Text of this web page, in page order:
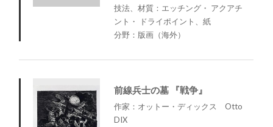
技法、材質：エッチング・ アクアチ
ント・ ドライポイント、紙
分野：版画（海外）
前線兵士の墓 『戦争』
作家：オットー・ディックス Otto
DIX